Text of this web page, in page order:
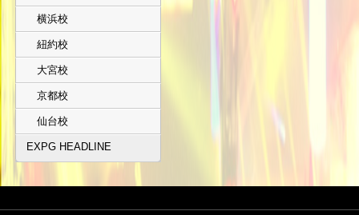
横浜校
紐約校
大宮校
京都校
仙台校
EXPG HEADLINE